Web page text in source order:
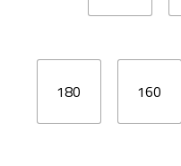
160
180